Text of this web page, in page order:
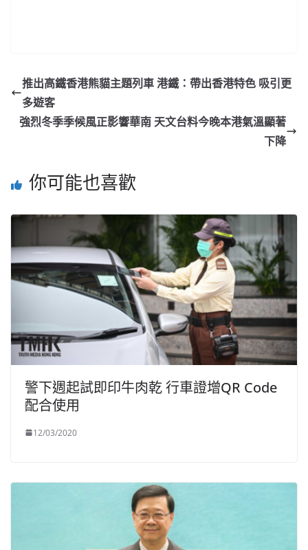
推出高鐵香港熊貓主題列車 港鐵：帶出香港特色 吸引更
多遊客
強烈冬季季候風正影響華南 天文台料今晚本港氣溫顯著
下降
你可能也喜歡
警下週起試即印牛肉乾 行車證增QR Code
配合使用
12/03/2020